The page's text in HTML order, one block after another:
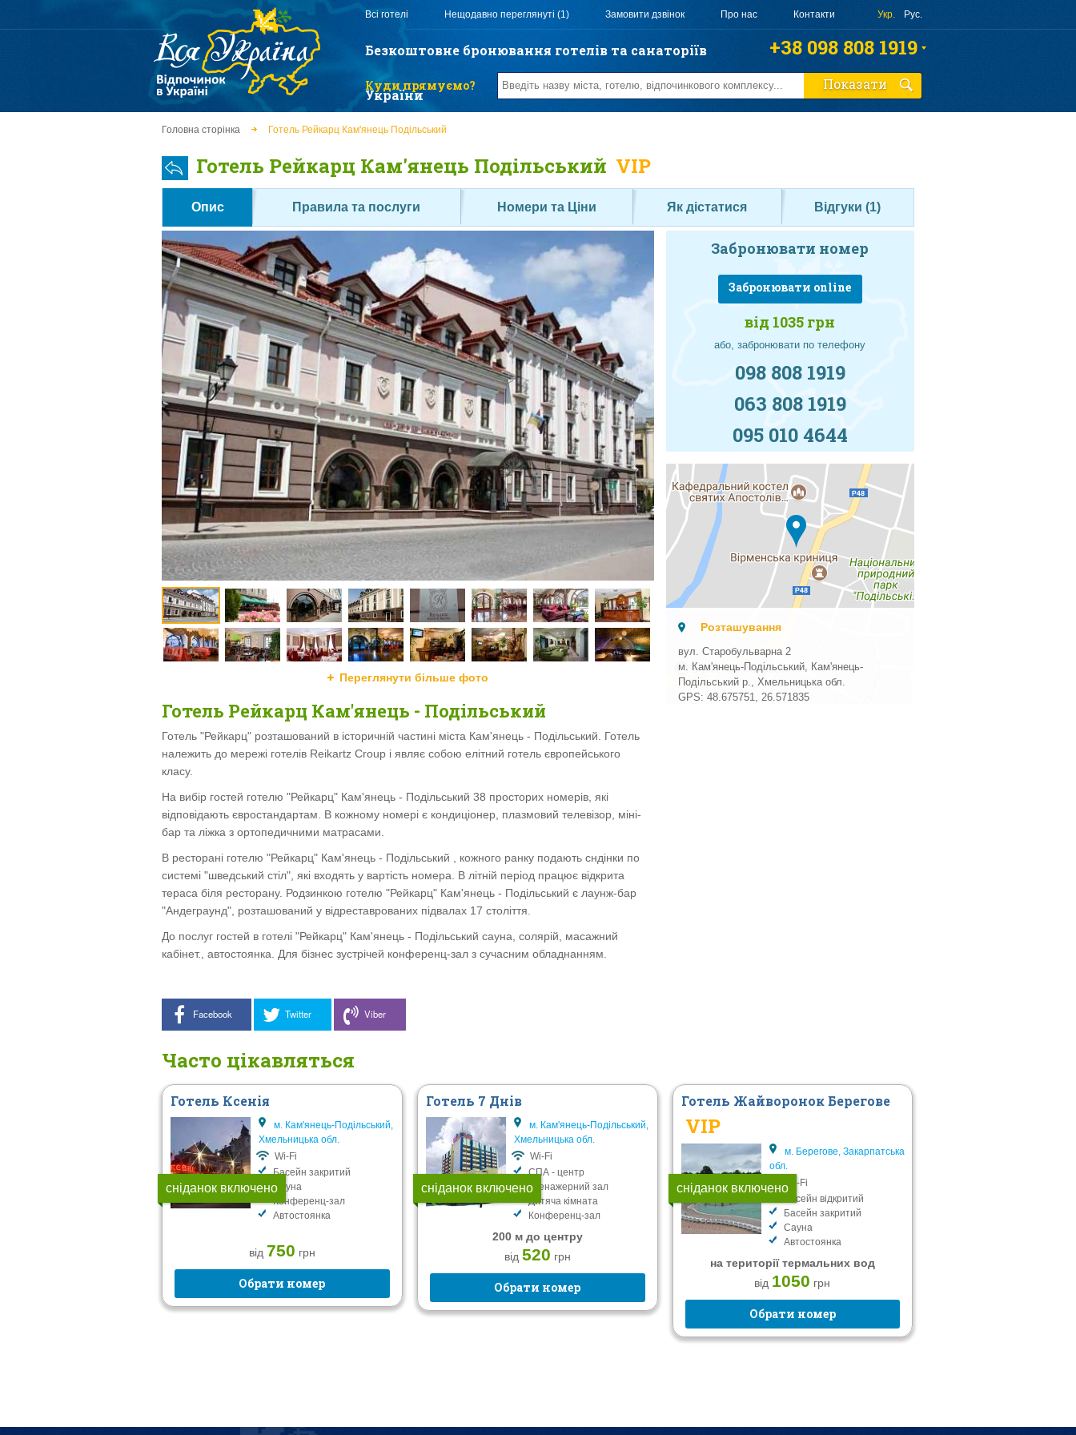
Головна сторінка Готель Рейкарц Кам'янець Подільський
Готель Рейкарц Кам'янець Подільський VIP
Опис Правила та послуги Номери та Ціни Як дістатися Відгуки (1)
Переглянути більше фото
Готель Рейкарц Кам'янець - Подільський
Готель "Рейкарц" розташований в історичній частині міста Кам'янець - Подільський. Готель
належить до мережі готелів Reikartz Croup і являє собою елітний готель європейського
класу.
На вибір гостей готелю "Рейкарц" Кам'янець - Подільський 38 просторих номерів, які
відповідають євростандартам. В кожному номері є кондиціонер, плазмовий телевізор, міні-
бар та ліжка з ортопедичними матрасами.
В ресторані готелю "Рейкарц" Кам'янець - Подільський , кожного ранку подають сндінки по
системі "шведський стіл", які входять у вартість номера. В літній період працює відкрита
тераса біля ресторану. Родзинкою готелю "Рейкарц" Кам'янець - Подільський є лаунж-бар
"Андеграунд", розташований у відреставрованих підвалах 17 століття.
До послуг гостей в готелі "Рейкарц" Кам'янець - Подільський сауна, солярій, масажний
кабінет., автостоянка. Для бізнес зустрічей конференц-зал з сучасним обладнанням.
Facebook Twitter Viber
Забронювати номер
Забронювати online
від 1035 грн
або, забронювати по телефону
098 808 1919
063 808 1919
095 010 4644
Розташування
вул. Старобульварна 2
м. Кам'янець-Подільський, Кам'янець-
Подільський р., Хмельницька обл.
GPS:48.675751,26.571835
Часто цікавляться
сніданок включено
Готель Ксенія
м. Кам'янець-Подільський,
Хмельницька обл.
Wi-Fi
Басейн закритий
Сауна
Конференц-зал
Автостоянка
від 750 грн
Обрати номер
сніданок включено
Готель 7 Днів
м. Кам'янець-Подільський,
Хмельницька обл.
Wi-Fi
СПА - центр
Тренажерний зал
Дитяча кімната
Конференц-зал
200 м до центру
від 520 грн
Обрати номер
сніданок включено
Готель Жайворонок Берегове
VIP
м. Берегове, Закарпатська
обл.
Wi-Fi
Басейн відкритий
Басейн закритий
Сауна
Автостоянка
на території термальних вод
від 1050 грн
Обрати номер
Всі готелі Нещодавно переглянуті (1) Замовити дзвінок Про нас Контакти Укр. Рус.
Безкоштовне бронювання готелів та санаторіїв
України
+38 098 808 1919
+38 063 808 1919
+38 095 010 4644
Куди прямуємо? Показати